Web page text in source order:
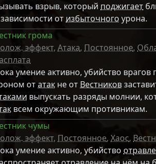
взрыв, который поджигает
от избыточного урона.
грома
эффект, Атака, Постоянное,
умение активно, убийство врагов
отатак не от Вестников
выпускать разряды молнии,
всем окружающим противникам.
чумы
эффект, Постоянное, Хаос,
умение активно, убийство